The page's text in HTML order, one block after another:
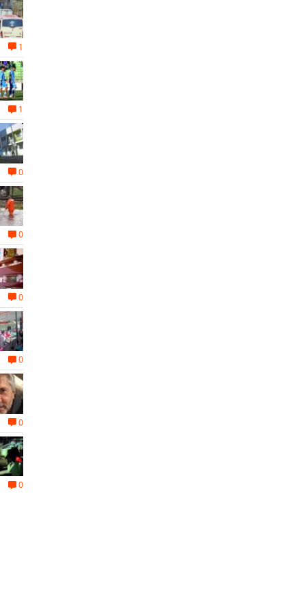
1
1
0
0
0
0
0
0